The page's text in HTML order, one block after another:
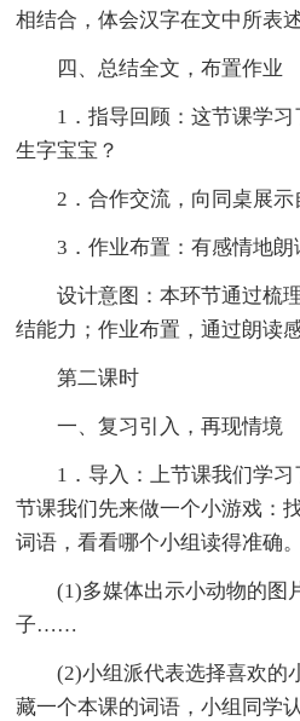
相结合，体会汉字在文中所表
四、总结全文，布置作业
1．指导回顾：这节课学
生字宝宝？
2．合作交流，向同桌展示
3．作业布置：有感情地朗
设计意图：本环节通过梳
结能力；作业布置，通过朗读
第二课时
一、复习引入，再现情境
1．导入：上节课我们学
节课我们先来做一个小游戏：
词语，看看哪个小组读得准确。
(1)多媒体出示小动物的图
子……
(2)小组派代表选择喜欢的
藏一个本课的词语，小组同学